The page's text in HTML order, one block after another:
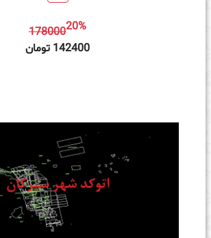
17800020%
142400 تومان